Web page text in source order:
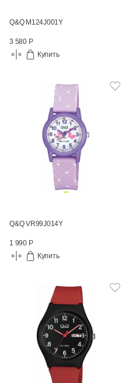
Q&Q M124J001Y
3 580 Р
Купить
Q&Q VR99J014Y
1 990 Р
Купить